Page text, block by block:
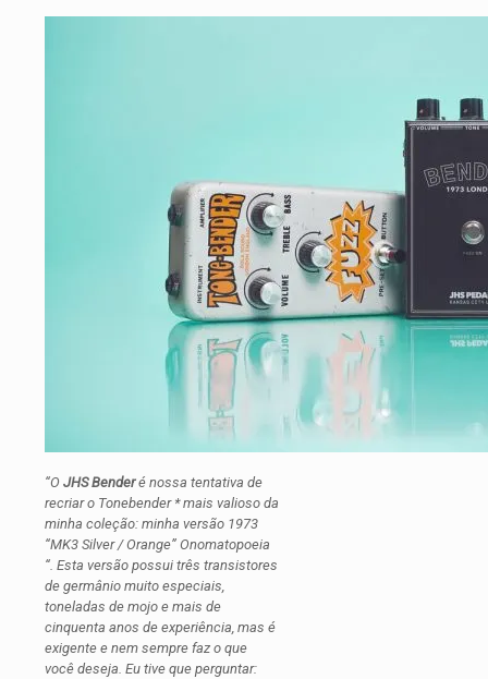
“O JHS Benderé nossa tentativa de
recriar o Tonebender * mais valioso da
minha coleção: minha versão 1973
“MK3 Silver / Orange” Onomatopoeia
“. Esta versão possui três transistores
de germânio muito especiais,
toneladas de mojo e mais de
cinquenta anos de experiência, mas é
exigente e nem sempre faz o que
você deseja. Eu tive que perguntar: